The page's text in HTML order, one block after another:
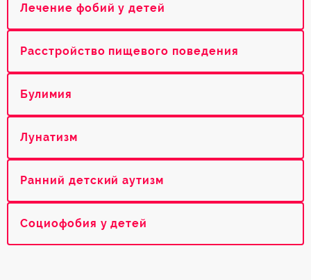
Лечение фобий у детей
Расстройство пищевого поведения
Булимия
Лунатизм
Ранний детский аутизм
Социофобия у детей